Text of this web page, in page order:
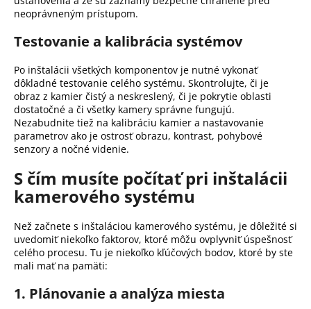
neoprávneným prístupom.
Testovanie a kalibrácia systémov
Po inštalácii všetkých komponentov je nutné vykonať
dôkladné testovanie celého systému. Skontrolujte, či je
obraz z kamier čistý a neskreslený, či je pokrytie oblasti
dostatočné a či všetky kamery správne fungujú.
Nezabudnite tiež na kalibráciu kamier a nastavovanie
parametrov ako je ostrosť obrazu, kontrast, pohybové
senzory a nočné videnie.
S čím musíte počítať pri inštalácii
kamerového systému
Než začnete s inštaláciou kamerového systému, je dôležité si
uvedomiť niekoľko faktorov, ktoré môžu ovplyvniť úspešnosť
celého procesu. Tu je niekoľko kľúčových bodov, ktoré by ste
mali mať na pamäti:
1. Plánovanie a analýza miesta